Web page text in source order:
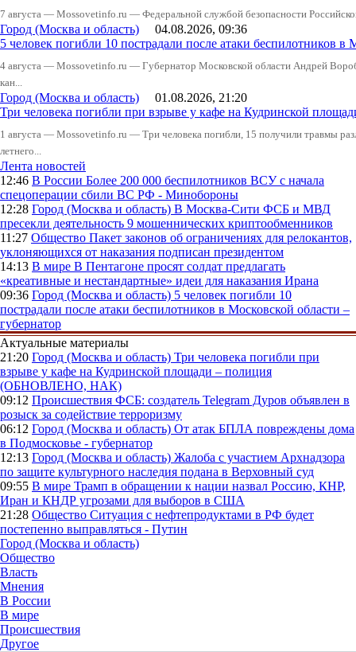
7 августа — Mossovetinfo.ru — Федеральной службой безопасности
Город (Москва и область) 04.08.2026, 09:36
5 человек погибли 10 пострадали после атаки беспилотников в
4 августа — Mossovetinfo.ru — Губернатор Московской области Андрей
кан...
Город (Москва и область) 01.08.2026, 21:20
Три человека погибли при взрыве у кафе на Кудринской
1 августа — Mossovetinfo.ru — Три человека погибли, 15 получили травмы
летнего...
Лента новостей
12:46 В России Более 200 000 беспилотников ВСУ с начала
спецоперации сбили ВС РФ - Минобороны
12:28 Город (Москва и область) В Москва-Сити ФСБ и МВД
пресекли деятельность 9 мошеннических криптообменников
11:27 Общество Пакет законов об ограничениях для релокантов,
уклоняющихся от наказания подписан президентом
14:13 В мире В Пентагоне просят солдат предлагать
«креативные и нестандартные» идеи для наказания Ирана
09:36 Город (Москва и область) 5 человек погибли 10
пострадали после атаки беспилотников в Московской области –
губернатор
Актуальные материалы
21:20 Город (Москва и область) Три человека погибли при
взрыве у кафе на Кудринской площади – полиция
(ОБНОВЛЕНО, НАК)
09:12 Происшествия ФСБ: создатель Telegram Дуров объявлен в
розыск за содействие терроризму
06:12 Город (Москва и область) От атак БПЛА повреждены дома
в Подмосковье - губернатор
12:13 Город (Москва и область) Жалоба с участием Архнадзора
по защите культурного наследия подана в Верховный суд
09:55 В мире Трамп в обращении к нации назвал Россию, КНР,
Иран и КНДР угрозами для выборов в США
21:28 Общество Ситуация с нефтепродуктами в РФ будет
постепенно выправляться - Путин
Город (Москва и область)
Общество
Власть
Мнения
В России
В мире
Происшествия
Другое